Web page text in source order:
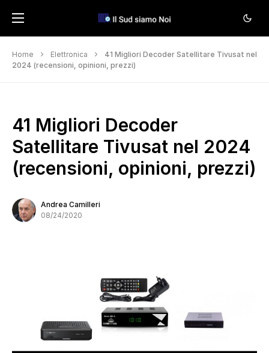
Home Elettronica
41 Migliori Decoder Satellitare Tivusat nel
2024 (recensioni, opinioni, prezzi)
41 Migliori Decoder
Satellitare Tivusat nel 2024
(recensioni, opinioni, prezzi)
Andrea Camilleri
08/24/2020